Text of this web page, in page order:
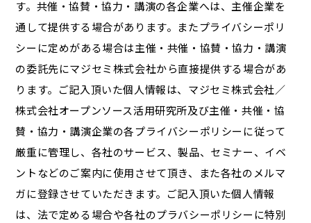
す。共催・協賛・協力・講演の各企業へは、主催企業を
通して提供する場合があります。またプライバシーポリ
シーに定めがある場合は主催・共催・協賛・協力・講演
の委託先にマジセミ株式会社から直接提供する場合があ
ります。ご記入頂いた個人情報は、マジセミ株式会社／
株式会社オープンソース活用研究所及び主催・共催・協
賛・協力・講演企業の各プライバシーポリシーに従って
厳重に管理し、各社のサービス、製品、セミナー、イベ
ントなどのご案内に使用させて頂き、また各社のメルマ
ガに登録させていただきます。ご記入頂いた個人情報
は、法で定める場合や各社のプラバシーポリシーに特別